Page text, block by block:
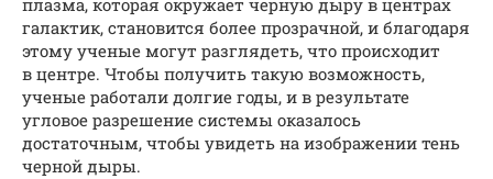
плазма, которая окружает черную дыру в центрах
галактик, становится более прозрачной, и благодаря
этому ученые могут разглядеть, что происходит
в центре. Чтобы получить такую возможность,
ученые работали долгие годы, и в результате
угловое разрешение системы оказалось
достаточным, чтобы увидеть на изображении тень
черной дыры.